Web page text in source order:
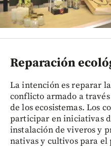
Reparación
La intención es reparar
conflicto armado a
de los ecosistemas. Los
participar en iniciativas
instalación de viveros y
nativas y cultivos para el